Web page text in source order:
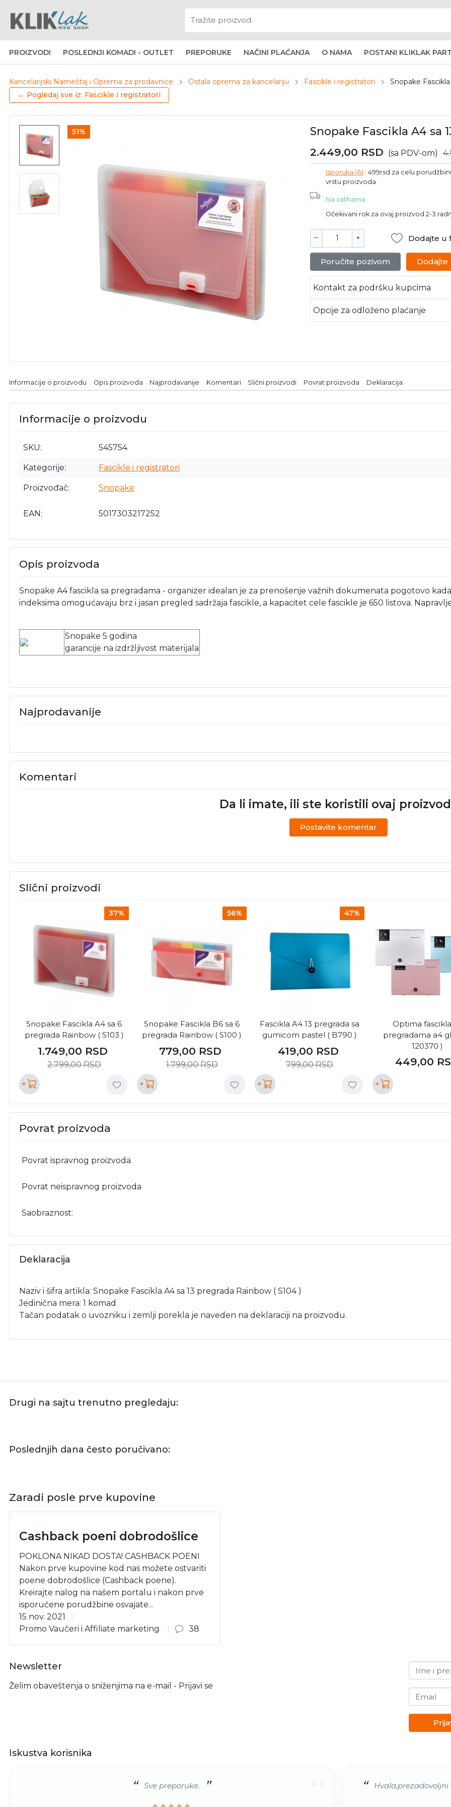
PROIZVODI POSLEDNJI KOMADI - OUTLET PREPORUKE NAČINI PLAĆANJA O NAMA POSTANI KLIKLAK
Kancelarijski Nameštaj i Oprema za prodavnice Ostala oprema za kancelariju Fascikle i registratori
Snopake
← Pogledaj sve iz: Fascikle i registratori
51% Snopake Fascikla A4 sa
2.449,00 RSD (sa PDV-om)
Isporuka (A) : 499rsd za celu
vrstu proizvoda.
Na zalihama
Očekivani rok za ovaj proizvod 2-3
− + Dodajte u
Poručite pozivom
Kontakt za podršku kupcima
Opcije za odloženo plaćanje
Informacije o proizvodu Opis proizvoda Najprodavanije Komentari Slični proizvodi Povrat proizvoda Deklaracija
Informacije o proizvodu
SKU 545754
Kategorije Fascikle i registratori
Proizvođač Snopake
EAN 5017303217252
Opis proizvoda
Snopake A4 fascikla sa pregradama - organizer idealan je za prenošenje važnih dokumenata pogotovo
indeksima omogućavaju brz i jasan pregled sadržaja fascikle, a kapacitet cele fascikle je 650 listova.
Snopake 5 godina
garancije na izdržljivost materijala
Najprodavanije
Komentari
Da li imate, ili ste koristili ovaj
Postavite komentar
Slični proizvodi
37%
Snopake Fascikla A4 sa 6
pregrada Rainbow ( S103 )
1.749,00 RSD
2.799,00RSD
+
56%
Snopake Fascikla B6 sa 6
pregrada Rainbow ( S100 )
779,00 RSD
1.799,00RSD
+
47%
Fascikla A4 13 pregrada sa
gumicom pastel ( B790 )
419,00 RSD
799,00RSD
+
Optima
pregradama a4
120370 )
449,00
+
Povrat proizvoda
Povrat ispravnog proizvoda
Povrat neispravnog proizvoda
Saobraznost:
Deklaracija
Naziv i šifra artikla: Snopake Fascikla A4 sa 13 pregrada Rainbow ( S104 )
Jedinična mera: 1 komad
Tačan podatak o uvozniku i zemlji porekla je naveden na deklaraciji na proizvodu.
Drugi na sajtu trenutno pregledaju:
Poslednjih dana često poručivano:
Zaradi posle prve kupovine
Cashback poeni dobrodošlice
POKLONA NIKAD DOSTA! CASHBACK POENI
Nakon prve kupovine kod nas možete ostvariti
poene dobrodošlice (Cashback poene).
Kreirajte nalog na našem portalu i nakon prve
isporučene porudžbine osvajate...
15 nov. 2021
Promo Vaučeri i Affiliate marketing
38
Newsletter
Želim obaveštenja o sniženjima na e-mail - Prijavi se
Ime i
Email
Iskustva korisnika
Sve preporuke. Hvala,prezadovoljni